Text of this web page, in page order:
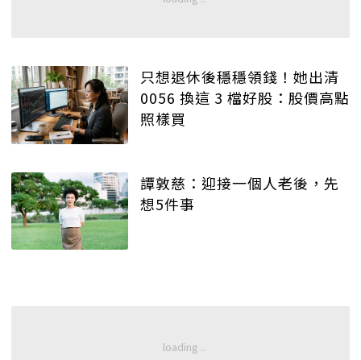
只想退休後穩穩領錢！她出清
0056 換這 3 檔好股：股價高點
照樣買
譚敦慈：迎接一個人老後，先
想5件事